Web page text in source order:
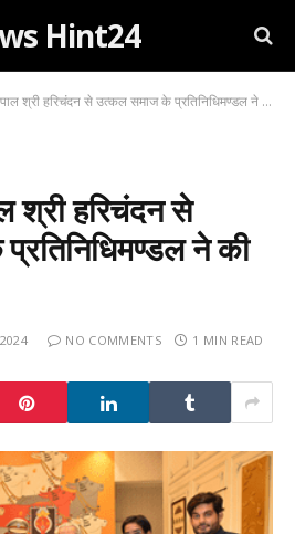
Hint24
श्री हरिचंदन से उत्कल समाज के प्रतिनिधिमण्डल ने की सौजन्य भेंट…
श्री हरिचंदन से
ने की
NO COMMENTS 1 MIN READ